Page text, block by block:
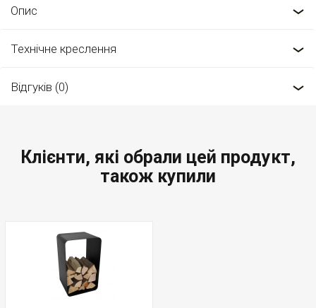
Опис
Технічне креслення
Відгуків (0)
Клієнти, які обрали цей продукт,
також купили